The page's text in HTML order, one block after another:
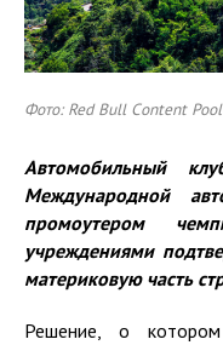
Фото: Red Bull Content Pool
Автомобильный
Международной
промоутером
учреждениями
материковую часть
Решение, о